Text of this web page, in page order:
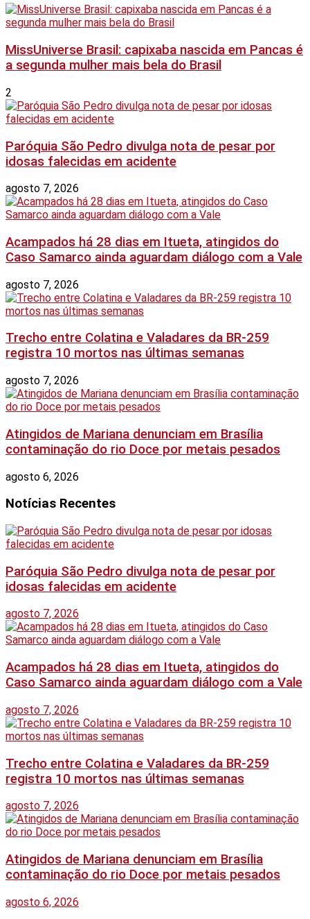
MissUniverse Brasil: capixaba nascida em Pancas é
a segunda mulher mais bela do Brasil
2
Paróquia São Pedro divulga nota de pesar por
idosas falecidas em acidente
agosto 7, 2026
Acampados há 28 dias em Itueta, atingidos do
Caso Samarco ainda aguardam diálogo com a Vale
agosto 7, 2026
Trecho entre Colatina e Valadares da BR-259
registra 10 mortos nas últimas semanas
agosto 7, 2026
Atingidos de Mariana denunciam em Brasília
contaminação do rio Doce por metais pesados
agosto 6, 2026
Notícias Recentes
Paróquia São Pedro divulga nota de pesar por
idosas falecidas em acidente
agosto 7, 2026
Acampados há 28 dias em Itueta, atingidos do
Caso Samarco ainda aguardam diálogo com a Vale
agosto 7, 2026
Trecho entre Colatina e Valadares da BR-259
registra 10 mortos nas últimas semanas
agosto 7, 2026
Atingidos de Mariana denunciam em Brasília
contaminação do rio Doce por metais pesados
agosto 6, 2026